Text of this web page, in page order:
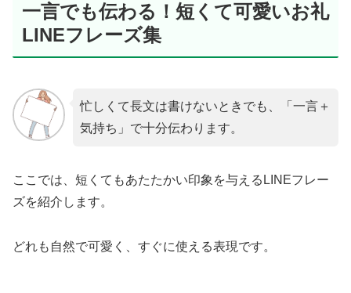
一言でも伝わる！短くて可愛いお礼
LINEフレーズ集
忙しくて長文は書けないときでも、「一言＋
気持ち」で十分伝わります。
ここでは、短くてもあたたかい印象を与えるLINEフレー
ズを紹介します。
どれも自然で可愛く、すぐに使える表現です。